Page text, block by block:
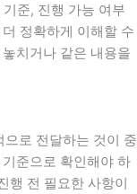
준, 진행 가능 여부
정확하게 이해할 수
치거나 같은 내용을
로 전달하는 것이 중
준으로 확인해야 하
행 전 필요한 사항이